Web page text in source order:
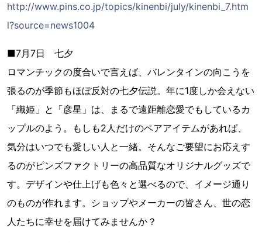
http://www.pins.co.jp/topics/kinenbi/july/kinenbi_7.htm
l?source=news1004
■7月7日 七夕
ロマンチックの度合いで言えば、バレンタインの向こうを
張るのが季節もほぼ反対の七夕伝説。年に1度しか会えない
「織姫」と「彦星」は、まるで遠距離恋愛でもしているカ
ップルのよう。もしも2人だけのペアアイテムがあれば、
気分はいつでも愛しい人と一緒。そんなご要望にお応えす
るのがピンズファクトリーの高品質なオリジナルグッズで
す。デザインや仕上げも色々と選べるので、イメージ通り
のものが作れます。ショップやメーカーの皆さん、世の恋
人たちに幸せを届けてみませんか？